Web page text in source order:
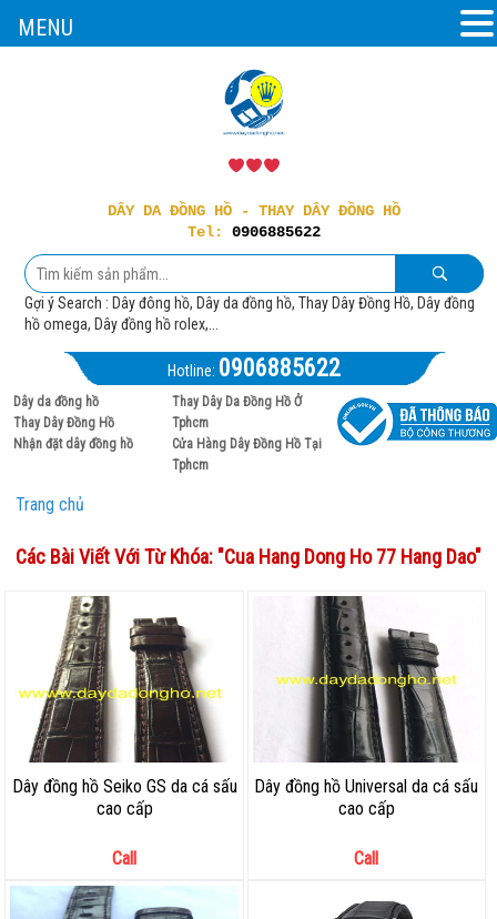
DÂY DA ĐỒNG HỒ - THAY DÂY ĐỒNG HỒ
Tel: 0906885622
Gợi ý Search : Dây đông hồ, Dây da đồng hồ, Thay Dây Đồng Hồ, Dây đồng
hồ omega, Dây đồng hồ rolex,...
Hotline: 0906885622
Dây da đồng hồ
Thay Dây Đồng Hồ
Nhận đặt dây đồng hồ
Thay Dây Da Đồng Hồ Ở
Tphcm
Cửa Hàng Dây Đồng Hồ Tại
Tphcm
Trang chủ
Các Bài Viết Với Từ Khóa: "Cua Hang Dong Ho 77 Hang Dao"
Dây đồng hồ Seiko GS da cá sấu
cao cấp
Call
Dây đồng hồ Universal da cá sấu
cao cấp
Call
MENU